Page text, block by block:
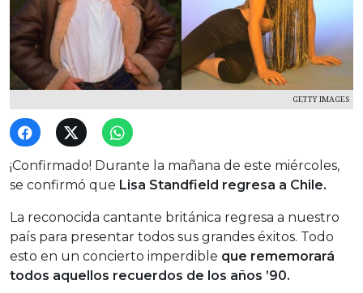
GETTY IMAGES
¡Confirmado! Durante la mañana de este miércoles,
se confirmó que Lisa Standfield regresa a Chile.
La reconocida cantante británica regresa a nuestro
país para presentar todos sus grandes éxitos. Todo
esto en un concierto imperdible que rememorará
todos aquellos recuerdos de los años ’90.